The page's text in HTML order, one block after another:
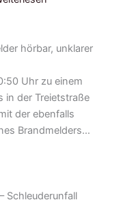
hörbar, unklarer
Uhr zu einem
in der Treietstraße
der ebenfalls
Brandmelders…
Schleuderunfall